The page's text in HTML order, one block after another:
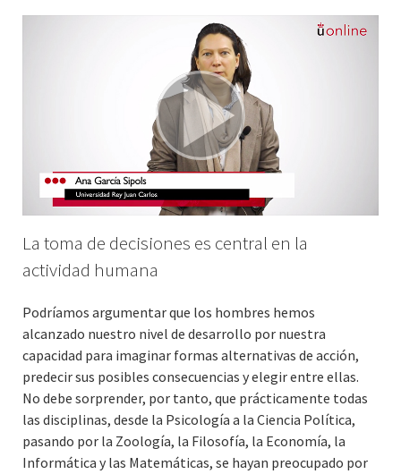
La toma de decisiones es central en la
actividad humana
Podríamos argumentar que los hombres hemos
alcanzado nuestro nivel de desarrollo por nuestra
capacidad para imaginar formas alternativas de acción,
predecir sus posibles consecuencias y elegir entre ellas.
No debe sorprender, por tanto, que prácticamente todas
las disciplinas, desde la Psicología a la Ciencia Política,
pasando por la Zoología, la Filosofía, la Economía, la
Informática y las Matemáticas, se hayan preocupado por